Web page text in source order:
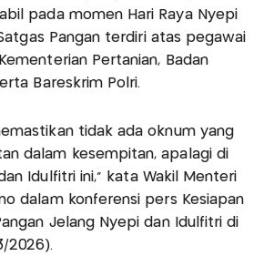
pada momen Hari Raya Nyepi
Pangan terdiri atas pegawai
Pertanian, Badan
Bareskrim Polri.
tidak ada oknum yang
dalam kesempitan, apalagi di
Idulfitri ini,” kata Wakil Menteri
dalam konferensi pers Kesiapan
Jelang Nyepi dan Idulfitri di
2026).